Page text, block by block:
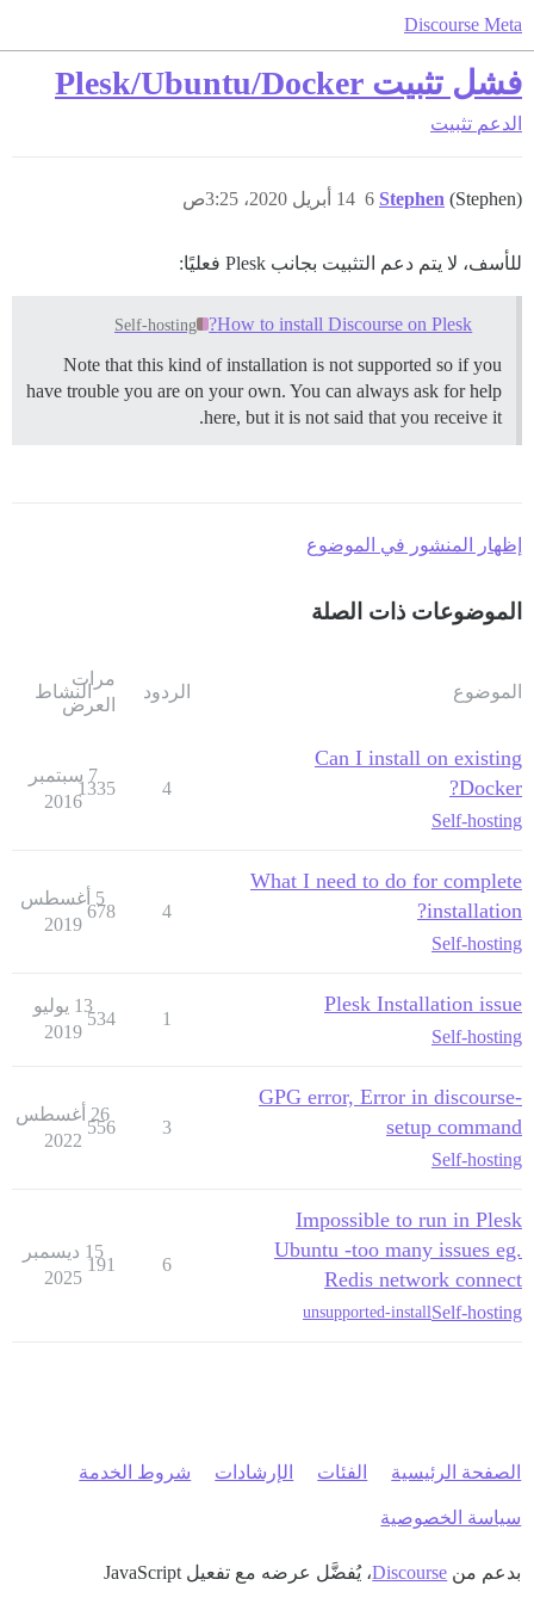
Discourse Meta
فشل تثبيت Plesk/Ubuntu/Docker
الدعم تثبيت
Stephen (Stephen) 14 أبريل 2020، 3:25ص 6
للأسف، لا يتم دعم التثبيت بجانب Plesk فعليًا:
How to install Discourse on Plesk?
Self-hosting
Note that this kind of installation is not supported so if you
have trouble you are on your own. You can always ask for help
here, but it is not said that you receive it.
إظهار المنشور في الموضوع
الموضوعات ذات الصلة
الموضوع الردود
مرات
العرض
النشاط
Can I install on existing
Docker?
Self-hosting
4
1335
7 سبتمبر
2016
What I need to do for complete
installation?
Self-hosting
4
678
5 أغسطس
2019
Plesk Installation issue
Self-hosting
1
534
13 يوليو
2019
GPG error, Error in discourse-
setup command
Self-hosting
3
556
26 أغسطس
2022
Impossible to run in Plesk
Ubuntu -too many issues eg.
Redis network connect
Self-hosting
unsupported-install
6
191
15 ديسمبر
2025
الصفحة الرئيسية الفئات الإرشادات شروط الخدمة
سياسة الخصوصية
بدعم من Discourse، يُفضَّل عرضه مع تفعيل JavaScript